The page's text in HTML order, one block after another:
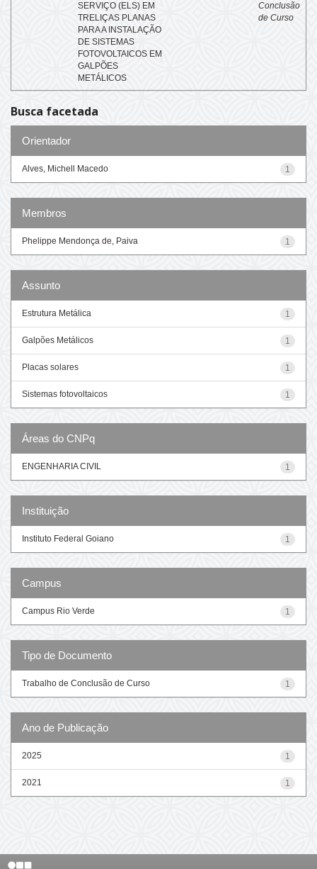
SERVIÇO (ELS) EM
TRELIÇAS PLANAS
PARA A INSTALAÇÃO
DE SISTEMAS
FOTOVOLTAICOS EM
GALPÕES
METÁLICOS
Conclusão
de Curso
Busca facetada
Orientador
1
Alves, Michell Macedo
Membros
1
Phelippe Mendonça de, Paiva
Assunto
1
Estrutura Metálica
1
Galpões Metálicos
1
Placas solares
1
Sistemas fotovoltaicos
Áreas do CNPq
1
ENGENHARIA CIVIL
Instituição
1
Instituto Federal Goiano
Campus
1
Campus Rio Verde
Tipo de Documento
1
Trabalho de Conclusão de Curso
Ano de Publicação
1
2025
1
2021